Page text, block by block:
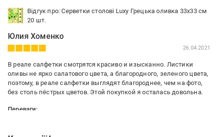
Відгук про: Серветки столові Luxy Грецька оливка 33х33 см
20 шт.
Юлия Хоменко
26.04.2021
В реале салфетки смотрятся красиво и изысканно. Листики
оливы не ярко салатового цвета, а благородного, зеленого цвета,
поэтому, в реале салфетки выглядят благороднее, чем на фото,
без столь пёстрых цветов. Этой покупкой я осталась довольна.
Переваги:
Недоліки: